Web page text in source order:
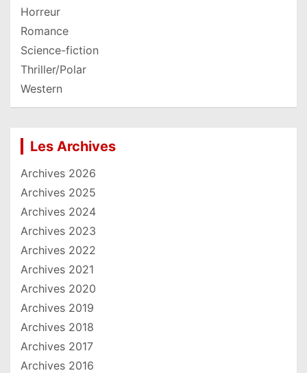
Horreur
Romance
Science-fiction
Thriller/Polar
Western
Les Archives
Archives 2026
Archives 2025
Archives 2024
Archives 2023
Archives 2022
Archives 2021
Archives 2020
Archives 2019
Archives 2018
Archives 2017
Archives 2016